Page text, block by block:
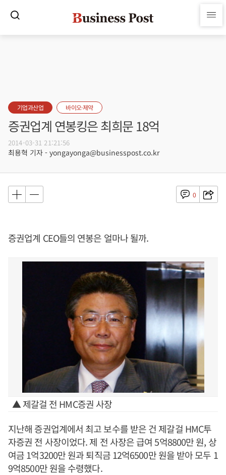
기업과산업 바이오·제약
증권업계 연봉킹은 최희문 18억
2014-03-31 21:21:56
최용혁 기자 - yongayonga@businesspost.co.kr
0
증권업계 CEO들의 연봉은 얼마나 될까.
▲ 제갈걸 전 HMC증권 사장
지난해 증권업계에서 최고 보수를 받은 건 제갈걸 HMC투
자증권 전 사장이었다. 제 전 사장은 급여 5억8800만 원, 상
여금 1억3200만 원과 퇴직금 12억6500만 원을 받아 모두 1
9억8500만 원을 수령했다.